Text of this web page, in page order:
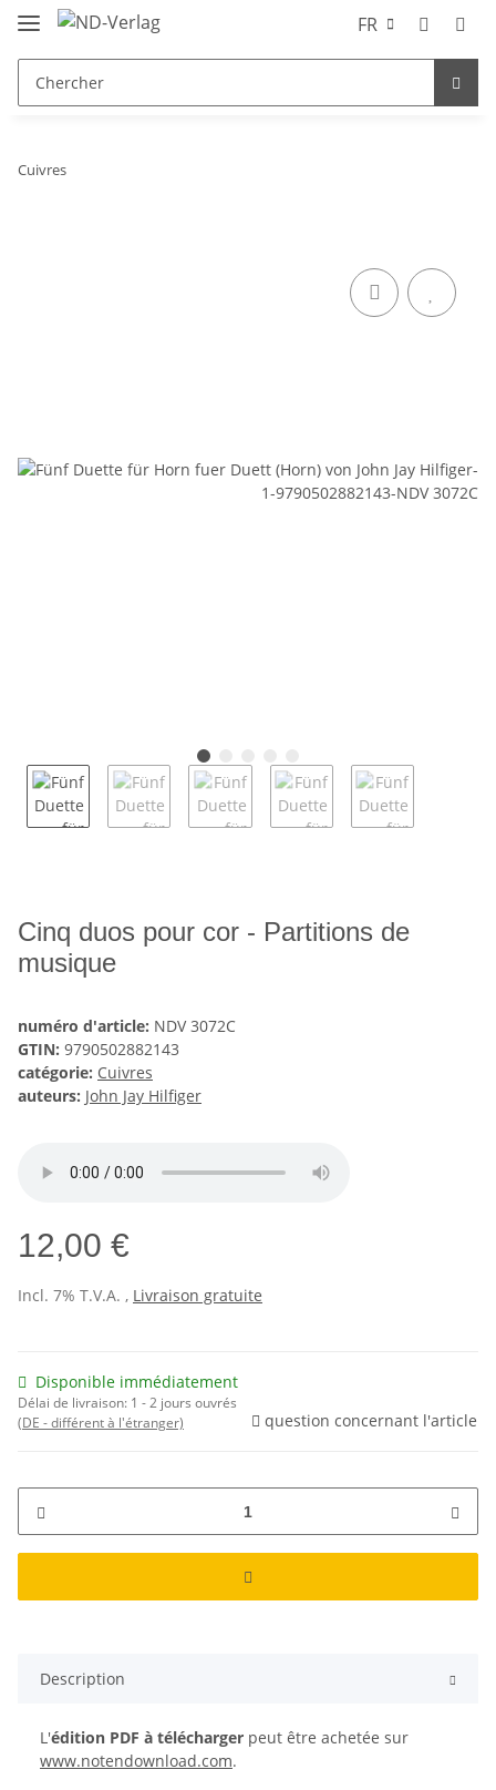
FR
Cuivres
Cinq duos pour cor - Partitions de
musique
numéro d'article: NDV 3072C
GTIN: 9790502882143
catégorie: Cuivres
auteurs: John Jay Hilfiger
12,00 €
Incl. 7% T.V.A. , Livraison gratuite
Disponible immédiatement
Délai de livraison: 1 - 2 jours ouvrés
(DE - différent à l'étranger)
question concernant l'article
Description
L'édition PDF à télécharger peut être achetée sur
www.notendownload.com.